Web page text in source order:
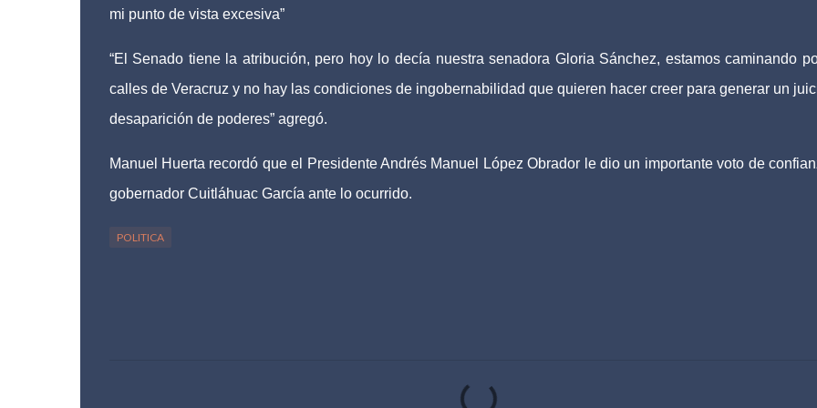
mi punto de vista excesiva”
“El Senado tiene la atribución, pero hoy lo decía nuestra senadora Gloria Sánchez, estamos caminando
calles de Veracruz y no hay las condiciones de ingobernabilidad que quieren hacer creer para generar un
desaparición de poderes” agregó.
Manuel Huerta recordó que el Presidente Andrés Manuel López Obrador le dio un importante voto de
gobernador Cuitláhuac García ante lo ocurrido.
POLITICA